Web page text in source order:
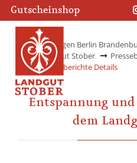
Navigation
überspringen
Gutscheinshop
Tagungen Berlin
Landgut Stober
Presseberichte Details
Entspannung
dem